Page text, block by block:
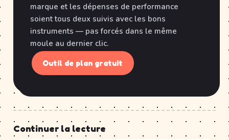
marque et les dépenses de performance
soient tous deux suivis avec les bons
instruments — pas forcés dans le même
moule au dernier clic.
Outil de plan gratuit
Continuer la lecture